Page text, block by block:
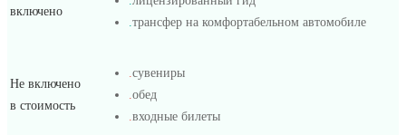
включено
.трансфер на комфортабельном автомобиле
Не включено
в стоимость
.сувениры
.обед
.входные билеты